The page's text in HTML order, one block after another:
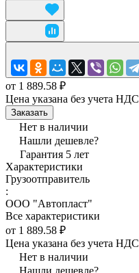
от 1 889.58 ₽
Цена указана без учета НДС
Заказать
Нет в наличии
Нашли дешевле?
Гарантия 5 лет
Характеристики
Грузоотправитель
:
ООО "Автопласт"
Все характеристики
от 1 889.58 ₽
Цена указана без учета НДС
Нет в наличии
Нашли дешевле?